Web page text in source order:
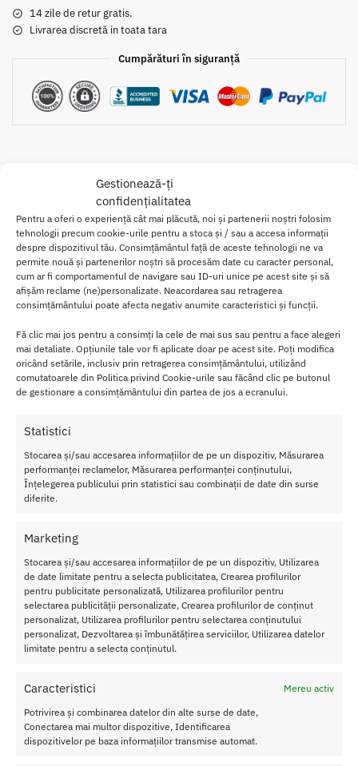
Gestionează-ți
confidențialitatea
Pentru a oferi o experiență cât mai plăcută, noi și partenerii noștri folosim
tehnologii precum cookie-urile pentru a stoca și / sau a accesa informații
despre dispozitivul tău. Consimțământul față de aceste tehnologii ne va
permite nouă și partenerilor noștri să procesăm date cu caracter personal,
cum ar fi comportamentul de navigare sau ID-uri unice pe acest site și să
afișăm reclame (ne)personalizate. Neacordarea sau retragerea
consimțământului poate afecta negativ anumite caracteristici și funcții.
Fă clic mai jos pentru a consimți la cele de mai sus sau pentru a face alegeri
mai detaliate. Opțiunile tale vor fi aplicate doar pe acest site. Poți modifica
oricând setările, inclusiv prin retragerea consimțământului, utilizând
comutatoarele din Politica privind Cookie-urile sau făcând clic pe butonul
de gestionare a consimțământului din partea de jos a ecranului.
Statistici
Stocarea și/sau accesarea informațiilor de pe un dispozitiv, Măsurarea
performanței reclamelor, Măsurarea performanței conținutului,
Înțelegerea publicului prin statistici sau combinații de date din surse
diferite.
Marketing
Stocarea și/sau accesarea informațiilor de pe un dispozitiv, Utilizarea
de date limitate pentru a selecta publicitatea, Crearea profilurilor
pentru publicitate personalizată, Utilizarea profilurilor pentru
selectarea publicității personalizate, Crearea profilurilor de conținut
personalizat, Utilizarea profilurilor pentru selectarea conținutului
personalizat, Dezvoltarea și îmbunătățirea serviciilor, Utilizarea datelor
limitate pentru a selecta conținutul.
Caracteristici
Mereu activ
Potrivirea și combinarea datelor din alte surse de date,
Conectarea mai multor dispozitive, Identificarea
dispozitivelor pe baza informațiilor transmise automat.
14 zile de retur gratis.
Livrarea discretă in toata tara
Cumpărături în siguranță
Brand Recenzii 0
Parfum cu Feromoni Aphrodisia Body Mist
Parfum cu Feromoni Aphrodisia Body Misteste modalitatea prin
care descoperi placerea erotica prin forta fizica a simtului si
Incorporand aroma dulce al trandafirului, esentele exotice ale
iasomiei, a lemnului si mirodeniilor, valorificand puterile erotice
ale Ylang-Ylang-ului, acestParfum cu Feromoni Aphrodisia Body
„Love in the air”!
Cantitate:100 ml.
Categorii: PARFUM CU FEROMONI,Parfum cu feromoni pentru
ea
Etichetă: Parfum cu Feromoni Aphrodisia Body Mist
Produse similare